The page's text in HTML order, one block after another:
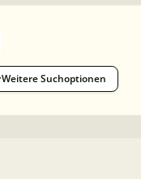
Weitere Suchoptionen